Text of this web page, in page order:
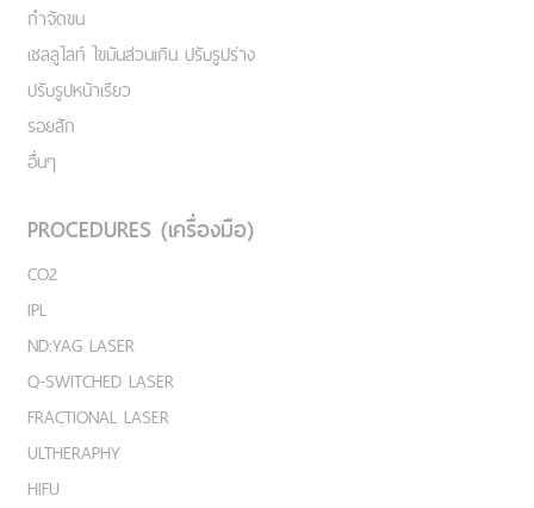
กำจัดขน
เชลลูไลท์ ไขมันส่วนเกิน ปรับรูปร่าง
ปรับรูปหน้าเรียว
รอยสัก
อื่นๆ
PROCEDURES (เครื่องมือ)
CO2
IPL
ND:YAG LASER
Q-SWITCHED LASER
FRACTIONAL LASER
ULTHERAPHY
HIFU